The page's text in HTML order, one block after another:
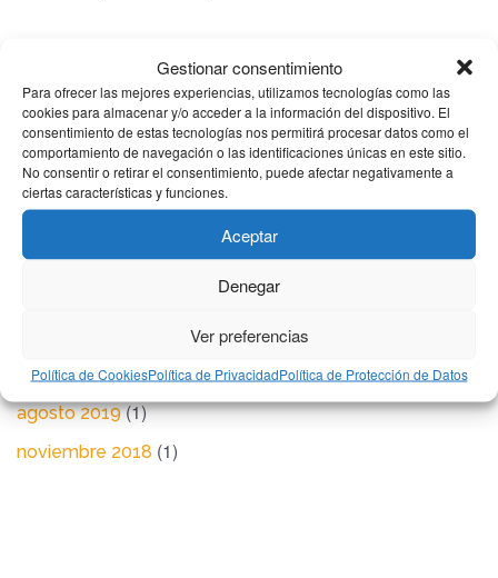
Gestionar consentimiento
Para ofrecer las mejores experiencias, utilizamos tecnologías como las
cookies para almacenar y/o acceder a la información del dispositivo. El
consentimiento de estas tecnologías nos permitirá procesar datos como el
comportamiento de navegación o las identificaciones únicas en este sitio.
No consentir o retirar el consentimiento, puede afectar negativamente a
ciertas características y funciones.
Aceptar
Denegar
Ver preferencias
Política de CookiesPolítica de PrivacidadPolítica de Protección de Datos
Bienestar(1)
Electrodomesticos(1)
Noticias(2)
marzo 2020(1)
agosto 2019(1)
noviembre 2018 (1)